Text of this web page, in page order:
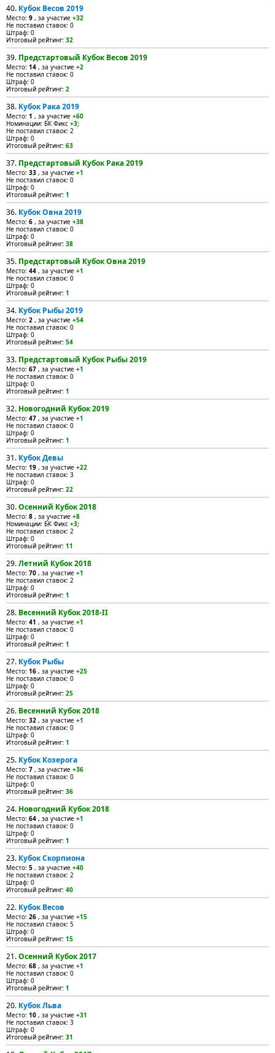
40. Кубок Весов 2019
Место: 9 , за участие +32
Не поставил ставок: 0
Штраф: 0
Итоговый рейтинг: 32
39. Предстартовый Кубок Весов 2019
Место: 14 , за участие +2
Не поставил ставок: 0
Штраф: 0
Итоговый рейтинг: 2
38. Кубок Рака 2019
Место: 1 , за участие +60
Номинации: БК Фикс +3;
Не поставил ставок: 2
Штраф: 0
Итоговый рейтинг: 63
37. Предстартовый Кубок Рака 2019
Место: 33 , за участие +1
Не поставил ставок: 0
Штраф: 0
Итоговый рейтинг: 1
36. Кубок Овна 2019
Место: 6 , за участие +38
Не поставил ставок: 0
Штраф: 0
Итоговый рейтинг: 38
35. Предстартовый Кубок Овна 2019
Место: 44 , за участие +1
Не поставил ставок: 0
Штраф: 0
Итоговый рейтинг: 1
34. Кубок Рыбы 2019
Место: 2 , за участие +54
Не поставил ставок: 0
Штраф: 0
Итоговый рейтинг: 54
33. Предстартовый Кубок Рыбы 2019
Место: 67 , за участие +1
Не поставил ставок: 0
Штраф: 0
Итоговый рейтинг: 1
32. Новогодний Кубок 2019
Место: 47 , за участие +1
Не поставил ставок: 0
Штраф: 0
Итоговый рейтинг: 1
31. Кубок Девы
Место: 19 , за участие +22
Не поставил ставок: 3
Штраф: 0
Итоговый рейтинг: 22
30.Осенний Кубок 2018
Место: 8 , за участие +8
Номинации: БК Фикс +3;
Не поставил ставок: 2
Штраф: 0
Итоговый рейтинг: 11
29.Летний Кубок 2018
Место: 70 , за участие +1
Не поставил ставок: 2
Штраф: 0
Итоговый рейтинг: 1
28. Весенний Кубок 2018-II
Место: 41 , за участие +1
Не поставил ставок: 0
Штраф: 0
Итоговый рейтинг: 1
27. Кубок Рыбы
Место: 16 , за участие +25
Не поставил ставок: 0
Штраф: 0
Итоговый рейтинг: 25
26. Весенний Кубок 2018
Место: 32 , за участие +1
Не поставил ставок: 0
Штраф: 0
Итоговый рейтинг: 1
25. Кубок Козерога
Место: 7 , за участие +36
Не поставил ставок: 0
Штраф: 0
Итоговый рейтинг: 36
24. Новогодний Кубок 2018
Место: 64 , за участие +1
Не поставил ставок: 0
Штраф: 0
Итоговый рейтинг: 1
23. Кубок Скорпиона
Место: 5 , за участие +40
Не поставил ставок: 2
Штраф: 0
Итоговый рейтинг: 40
22. Кубок Весов
Место: 26 , за участие +15
Не поставил ставок: 5
Штраф: 0
Итоговый рейтинг: 15
21.Осенний Кубок 2017
Место: 68 , за участие +1
Не поставил ставок: 0
Штраф: 0
Итоговый рейтинг: 1
20. Кубок Льва
Место: 10 , за участие +31
Не поставил ставок: 3
Штраф: 0
Итоговый рейтинг: 31